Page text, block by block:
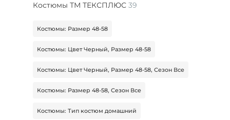
Костюмы ТМ ТЕКСПЛЮС 39
Костюмы: Размер 48-58
Костюмы: Цвет Черный, Размер 48-58
Костюмы: Цвет Черный, Размер 48-58, Сезон Все
Костюмы: Размер 48-58, Сезон Все
Костюмы: Тип костюм домашний